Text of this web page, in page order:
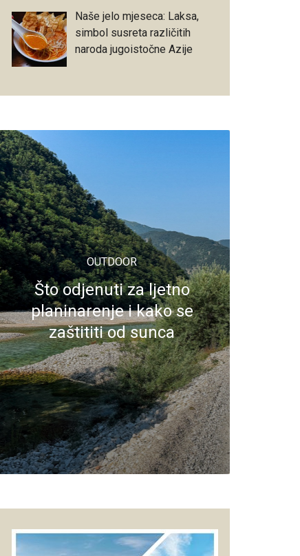
Naše jelo mjeseca: Laksa,
simbol susreta različitih
naroda jugoistočne Azije
OUTDOOR
Što odjenuti za ljetno
planinarenje i kako se
zaštititi od sunca